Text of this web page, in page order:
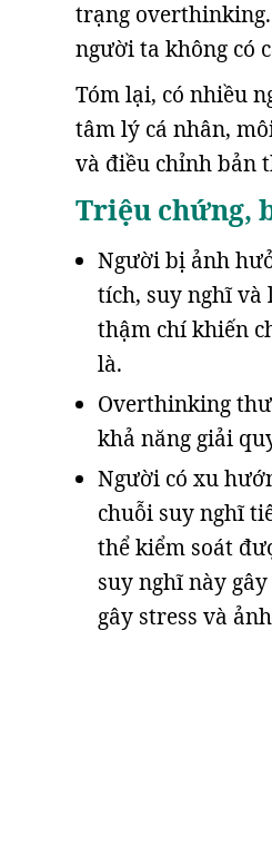
trạng
người ta không có
Tóm lại, có nhiều
tâm lý cá nhân,
và điều chỉnh bản
Triệu chứng,
Người bị ảnh
tích, suy nghĩ và
thậm chí khiến
là.
Overthinking
khả năng giải
Người có xu
chuỗi suy nghĩ
thể kiểm soát
suy nghĩ này
gây stress và